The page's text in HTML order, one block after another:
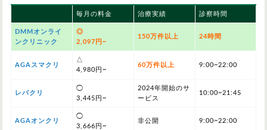
毎月の料金 治療実績 診察時間
DMMオンライ
ンクリニック
◎
2,097円~
150万件以上 24時間
AGAスマクリ
△
4,980円~
60万件以上 9:00~22:00
レバクリ
◯
3,445円~
2024年開始のサ
ービス
10:00~21:45
AGAオンクリ
◯
3,666円~
非公開 9:00~22:00